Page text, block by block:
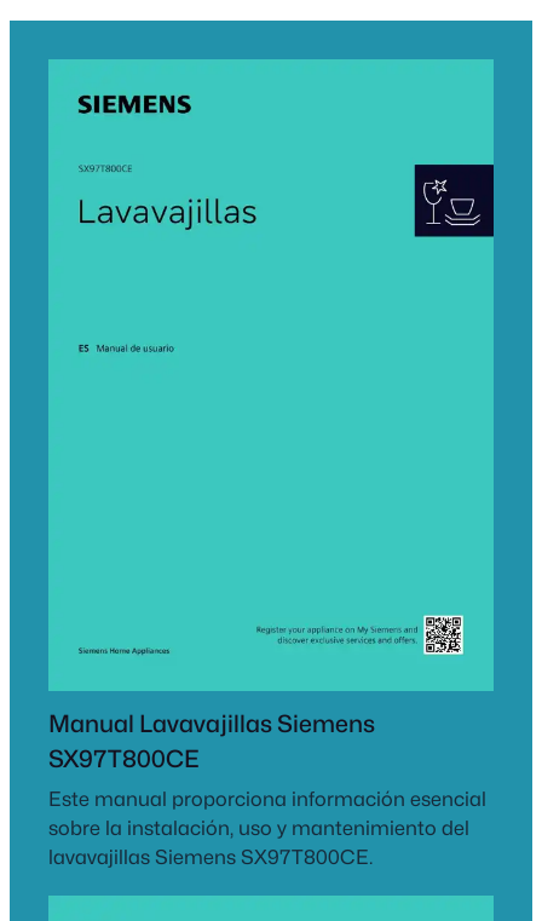
Manual Lavavajillas Siemens
SX97T800CE
Este manual proporciona información esencial
sobre la instalación, uso y mantenimiento del
lavavajillas Siemens SX97T800CE.